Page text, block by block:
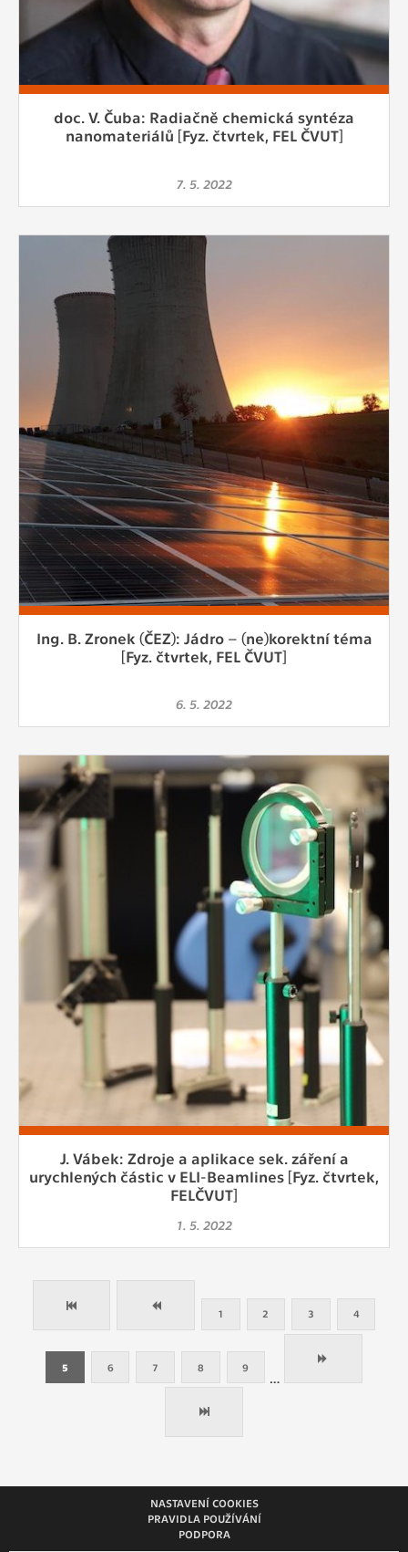
doc. V. Čuba: Radiačně chemická syntéza
nanomateriálů [Fyz. čtvrtek, FEL ČVUT]
7. 5. 2022
Ing. B. Zronek (ČEZ): Jádro – (ne)korektní téma
[Fyz. čtvrtek, FEL ČVUT]
6. 5. 2022
J. Vábek: Zdroje a aplikace sek. záření a
urychlených částic v ELI-Beamlines [Fyz. čtvrtek,
FELČVUT]
1. 5. 2022
1 2 3 4
5 6 7 8 9
NASTAVENÍ COOKIES
PRAVIDLA POUŽÍVÁNÍ
PODPORA